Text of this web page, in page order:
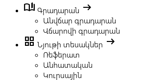
book_ribbon Գրադարան arrow_right_alt
Անվճար գրադարան
Վճարովի գրադարան
grid_view Նյութի տեսակներ arrow_right_alt
Ռեֆերատ
Անհատական
Կուրսային